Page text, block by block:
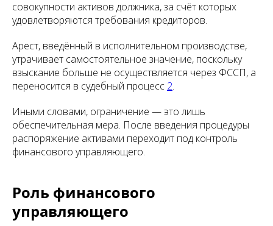
совокупности активов должника, за счёт которых
удовлетворяются требования кредиторов.
Арест, введённый в исполнительном производстве,
утрачивает самостоятельное значение, поскольку
взыскание больше не осуществляется через ФССП, а
переносится в судебный процесс 2.
Иными словами, ограничение — это лишь
обеспечительная мера. После введения процедуры
распоряжение активами переходит под контроль
финансового управляющего.
Роль финансового
управляющего